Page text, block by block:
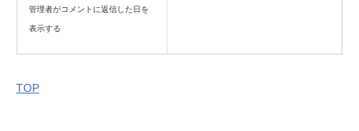
管理者がコメントに返信した日を
表示する
TOP